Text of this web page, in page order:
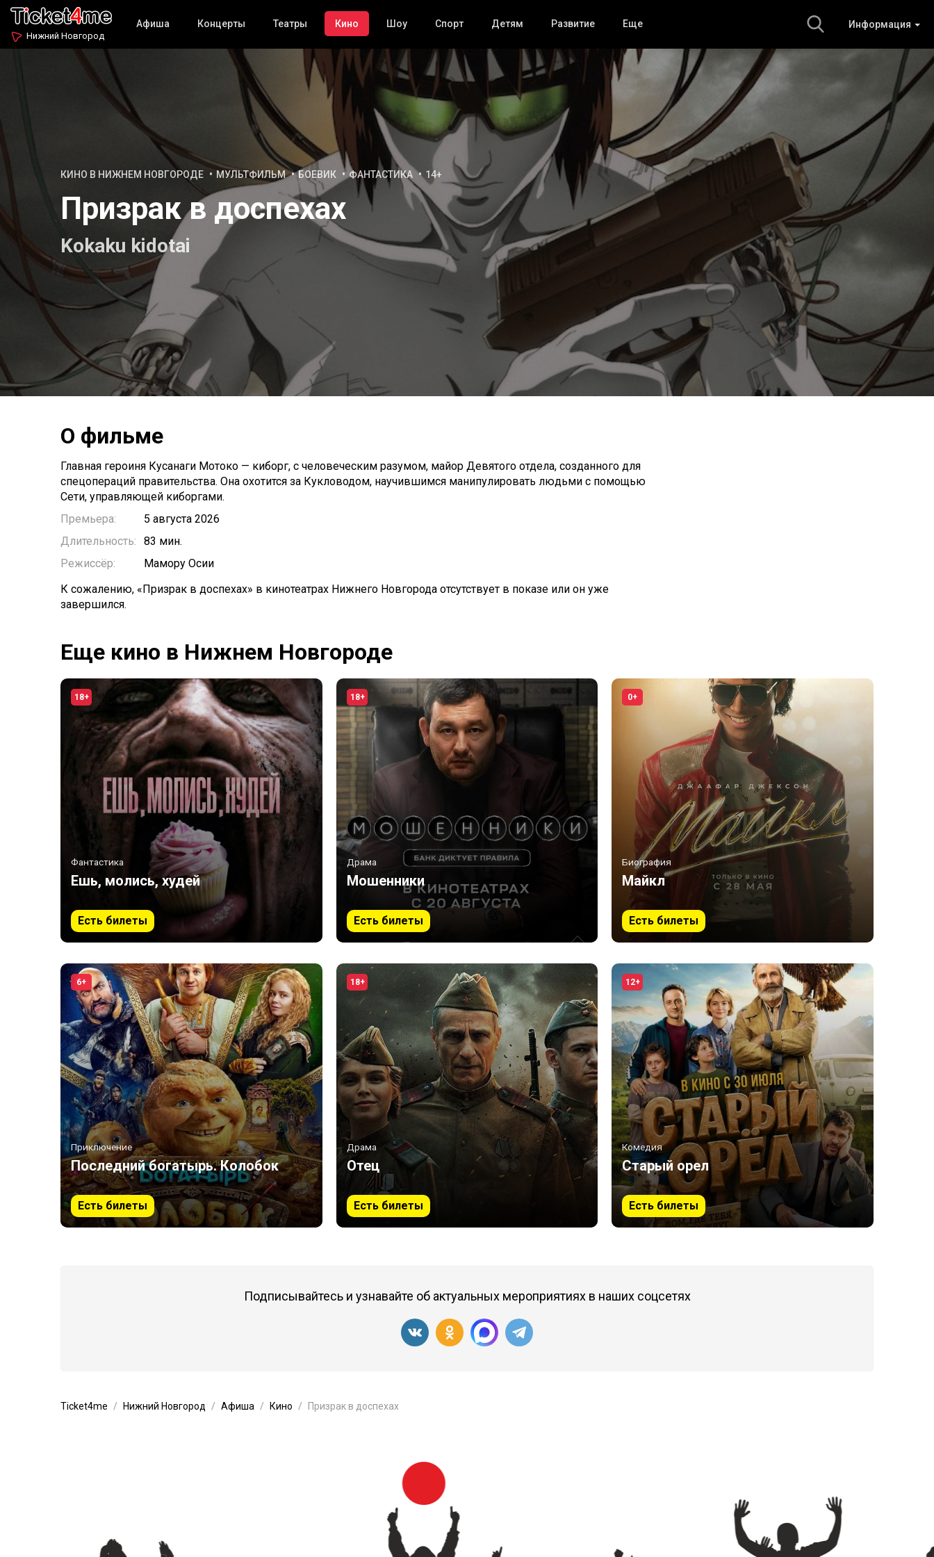
Нижний Новгород
Информация
Афиша Концерты Театры Кино Шоу Спорт Детям Развитие Еще
КИНО В НИЖНЕМ НОВГОРОДЕ МУЛЬТФИЛЬМ БОЕВИК ФАНТАСТИКА 14+
Призрак в доспехах
Kokaku kidotai
О фильме
Главная героиня Кусанаги Мотоко — киборг, с человеческим разумом, майор Девятого отдела, созданного для
спецопераций правительства. Она охотится за Кукловодом, научившимся манипулировать людьми с помощью
Сети, управляющей киборгами.
Премьера:
5 августа 2026
Длительность:
83 мин.
Режиссёр:
Мамору Осии
К сожалению, «Призрак в доспехах» в кинотеатрах Нижнего Новгорода отсутствует в показе или он уже
завершился.
Еще кино в Нижнем Новгороде
18+
Фантастика
Ешь, молись, худей
Есть билеты
18+
Драма
Мошенники
Есть билеты
0+
Биография
Майкл
Есть билеты
6+
Приключение
Последний богатырь. Колобок
Есть билеты
18+
Драма
Отец
Есть билеты
12+
Комедия
Старый орел
Есть билеты
Подписывайтесь и узнавайте об актуальных мероприятиях в наших соцсетях
Ticket4me Нижний Новгород Афиша Кино Призрак в доспехах